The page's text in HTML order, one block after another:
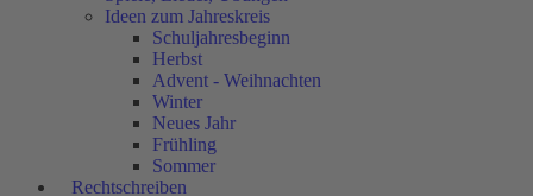
Ideen zum Jahreskreis
Schuljahresbeginn
Herbst
Advent - Weihnachten
Winter
Neues Jahr
Frühling
Sommer
Rechtschreiben